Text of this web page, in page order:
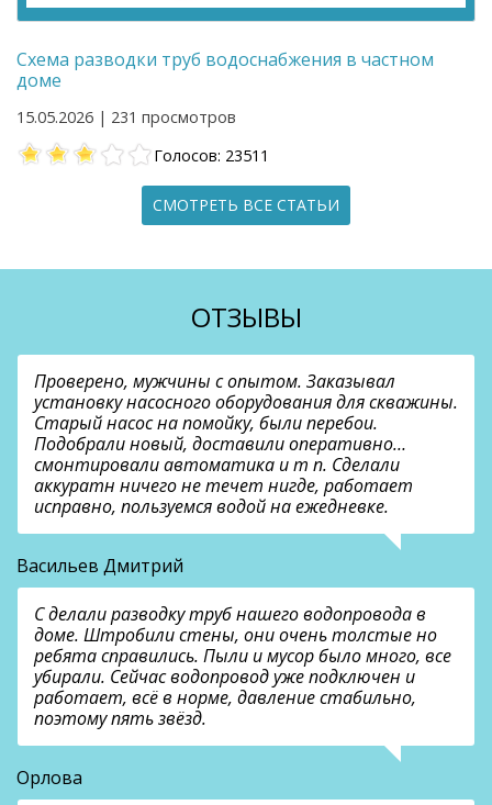
Схема разводки труб водоснабжения в частном
доме
15.05.2026 | 231 просмотров
Голосов: 23511
СМОТРЕТЬ ВСЕ СТАТЬИ
ОТЗЫВЫ
Проверено, мужчины с опытом. Заказывал
установку насосного оборудования для скважины.
Старый насос на помойку, были перебои.
Подобрали новый, доставили оперативно…
смонтировали автоматика и т п. Сделали
аккуратн ничего не течет нигде, работает
исправно, пользуемся водой на ежедневке.
Васильев Дмитрий
С делали разводку труб нашего водопровода в
доме. Штробили стены, они очень толстые но
ребята справились. Пыли и мусор было много, все
убирали. Сейчас водопровод уже подключен и
работает, всё в норме, давление стабильно,
поэтому пять звёзд.
Орлова